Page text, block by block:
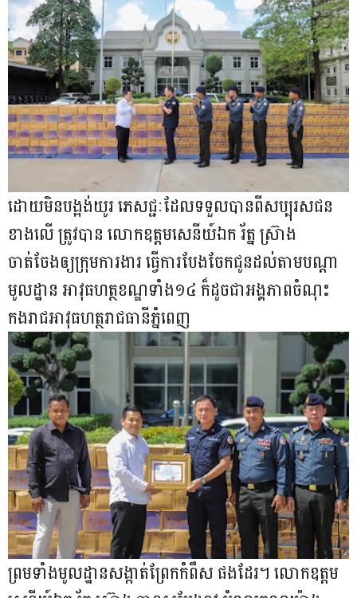
ដោយមិនបង្អង់យូរ ភេសជ្ជៈដែលទទួលបានពីសប្បុរសជន
ខាងលើ ត្រូវបាន លោកឧត្តមសេនីយ៍ឯក រ័ត្ន ស្រ៊ាង
ចាត់ចែងឲ្យក្រុមការងារ ធ្វើការបែងចែកជូនដល់តាមបណ្តា
មូលដ្ឋាន អាវុធហត្ថខណ្ឌទាំង១៤ ក៏ដូចជាអង្គភាពចំណុះ
កងរាជអាវុធហត្ថរាជធានីភ្នំពេញ
ព្រមទាំងមូលដ្ឋានសង្កាត់ព្រែកកំពឹស ផងដែរ។ លោកឧត្តម